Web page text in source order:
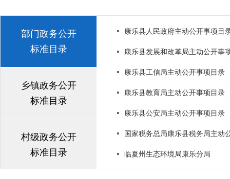
部门政务公开
标准目录
乡镇政务公开
标准目录
村级政务公开
标准目录
康乐县人民政府主动公开事项目
康乐县发展和改革局主动公开事
康乐县工信局主动公开事项目录
康乐县教育局主动公开事项目录
康乐县公安局主动公开事项目录
国家税务总局康乐县税务局主动
临夏州生态环境局康乐分局